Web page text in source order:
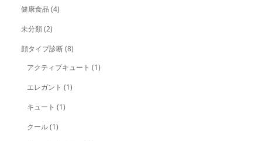
健康食品 (4)
未分類(2)
顔タイプ診断(8)
アクティブキュート (1)
エレガント (1)
キュート (1)
クール(1)